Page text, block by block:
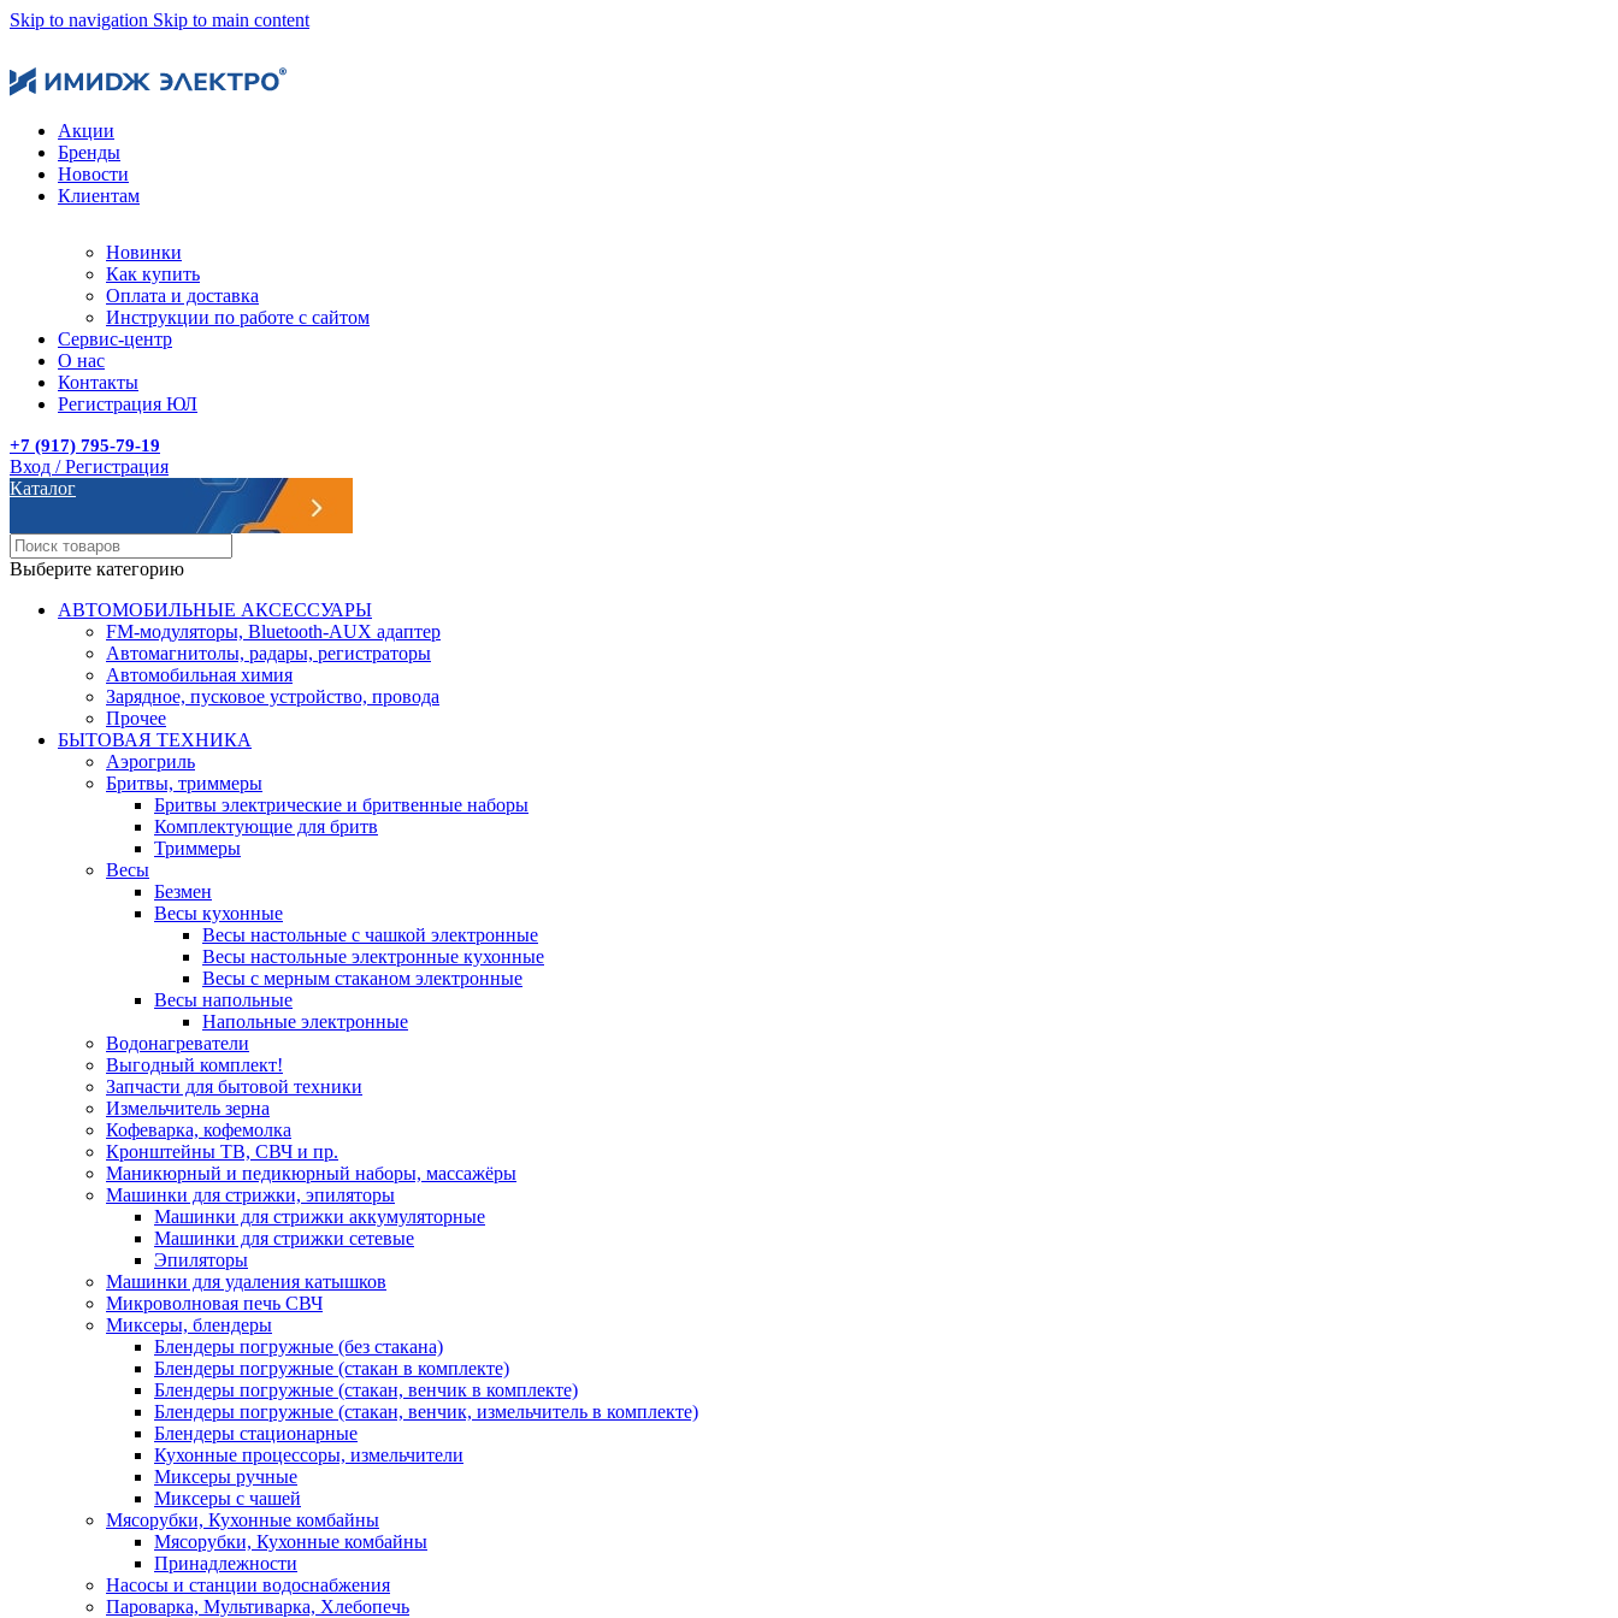
Skip to navigation Skip to main content
Акции
Бренды
Новости
Клиентам
Новинки
Как купить
Оплата и доставка
Инструкции по работе с сайтом
Сервис-центр
О нас
Контакты
Регистрация ЮЛ
+7 (917) 795-79-19
Вход / Регистрация
Каталог
Выберите категорию
АВТОМОБИЛЬНЫЕ АКСЕССУАРЫ
FM-модуляторы, Bluetooth-AUX адаптер
Автомагнитолы, радары, регистраторы
Автомобильная химия
Зарядное, пусковое устройство, провода
Прочее
БЫТОВАЯ ТЕХНИКА
Аэрогриль
Бритвы, триммеры
Бритвы электрические и бритвенные наборы
Комплектующие для бритв
Триммеры
Весы
Безмен
Весы кухонные
Весы настольные с чашкой электронные
Весы настольные электронные кухонные
Весы с мерным стаканом электронные
Весы напольные
Напольные электронные
Водонагреватели
Выгодный комплект!
Запчасти для бытовой техники
Измельчитель зерна
Кофеварка, кофемолка
Кронштейны ТВ, СВЧ и пр.
Маникюрный и педикюрный наборы, массажёры
Машинки для стрижки, эпиляторы
Машинки для стрижки аккумуляторные
Машинки для стрижки сетевые
Эпиляторы
Машинки для удаления катышков
Микроволновая печь СВЧ
Миксеры, блендеры
Блендеры погружные (без стакана)
Блендеры погружные (стакан в комплекте)
Блендеры погружные (стакан, венчик в комплекте)
Блендеры погружные (стакан, венчик, измельчитель в комплекте)
Блендеры стационарные
Кухонные процессоры, измельчители
Миксеры ручные
Миксеры с чашей
Мясорубки, Кухонные комбайны
Мясорубки, Кухонные комбайны
Принадлежности
Насосы и станции водоснабжения
Пароварка, Мультиварка, Хлебопечь